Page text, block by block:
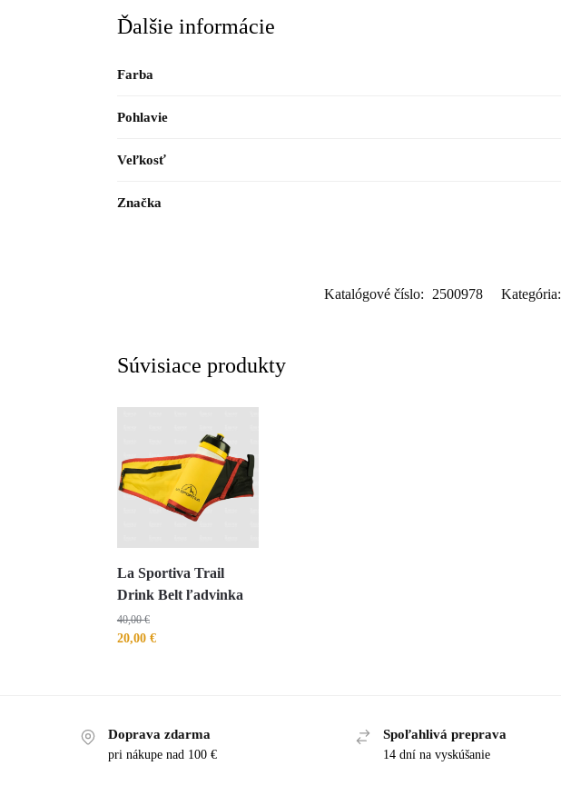
Ďalšie informácie
Farba
Pohlavie
Veľkosť
Značka
Katalógové číslo: 2500978 Kategória:
Súvisiace produkty
La Sportiva Trail
Drink Belt ľadvinka
40,00€
20,00 €
Doprava zdarma
pri nákupe nad 100 €
Spoľahlivá preprava
14 dní na vyskúšanie